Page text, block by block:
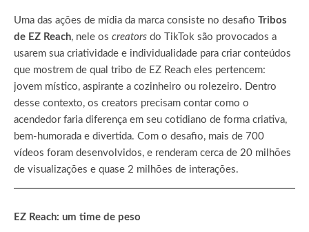
Uma das ações de mídia da marca consiste no desafio Tribos
de EZ Reach, nele os creators do TikTok são provocados a
usarem sua criatividade e individualidade para criar conteúdos
que mostrem de qual tribo de EZ Reach eles pertencem:
jovem místico, aspirante a cozinheiro ou rolezeiro. Dentro
desse contexto, os creators precisam contar como o
acendedor faria diferença em seu cotidiano de forma criativa,
bem-humorada e divertida. Com o desafio, mais de 700
vídeos foram desenvolvidos, e renderam cerca de 20 milhões
de visualizações e quase 2 milhões de interações.
EZ Reach: um time de peso